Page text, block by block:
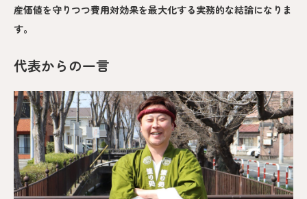
産価値を守りつつ費用対効果を最大化する実務的な結論になりま
す。
代表からの一言